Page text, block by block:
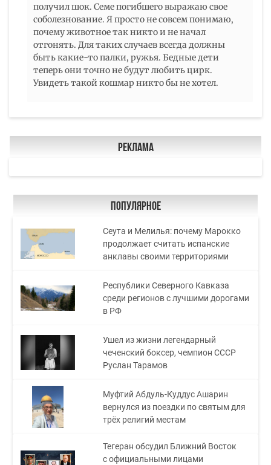
получил шок. Семе погибшего выражаю свое
соболезнование. Я просто не совсем понимаю,
почему животное так никто и не начал
отгонять. Для таких случаев всегда должны
быть какие-то палки, ружья. Бедные дети
теперь они точно не будут любить цирк.
Увидеть такой кошмар никто бы не хотел.
Реклама
Популярное
Сеута и Мелилья: почему Марокко
продолжает считать испанские
анклавы своими территориями
Республики Северного Кавказа
среди регионов с лучшими дорогами
в РФ
Ушел из жизни легендарный
чеченский боксер, чемпион СССР
Руслан Тарамов
Муфтий Абдуль-Куддус Ашарин
вернулся из поездки по святым для
трёх религий местам
Тегеран обсудил Ближний Восток
с официальными лицами